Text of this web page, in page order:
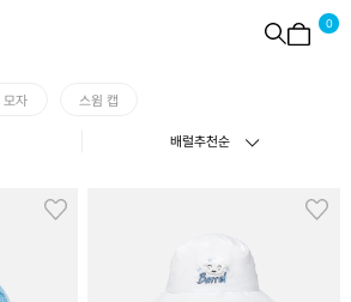
0
모자 스윔 캡
배럴추천순